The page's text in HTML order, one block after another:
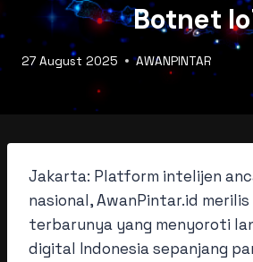
Botnet
27 August 2025 AWANPINTAR
Jakarta: Platform intelijen
nasional, AwanPintar.id
terbarunya yang menyoroti
digital Indonesia sepanjang